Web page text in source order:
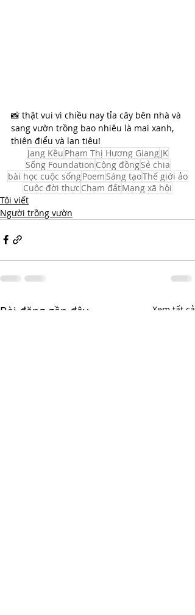
📸 thật vui vì chiều nay tỉa cây bên nhà và
sang vườn trồng bao nhiêu là mai xanh,
thiên điểu và lan tiêu!
Jang Kều Phạm Thị Hương GiangJK
Sống Foundation Cộng đồngSẻ chia
bài học cuộc sốngPoemSáng tạoThế giới ảo
Cuộc đời thực Chạm đấtMạng xã hội
Tôi viết
Người trồng vườn
Bài đăng gần đây Xem tất cả